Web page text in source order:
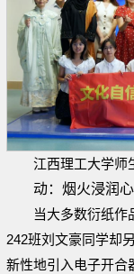
江西理工大学师
动：烟火浸润
当大多数衍纸作
242班刘文豪同学却
新性地引入电子开合